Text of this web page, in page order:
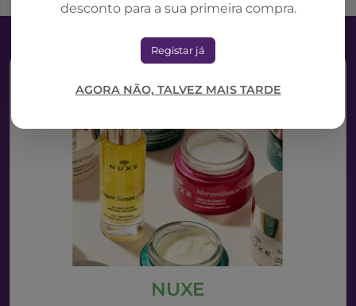
desconto para a sua primeira compra.
Registar já
AGORA NÃO, TALVEZ MAIS TARDE
NUXE